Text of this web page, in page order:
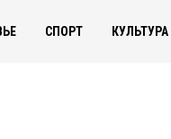
СПОРТ КУЛЬТУРА